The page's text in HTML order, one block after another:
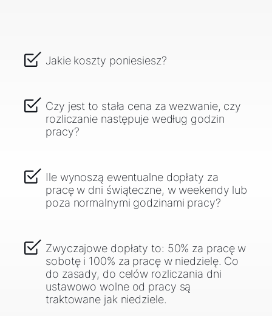
Jakie koszty poniesiesz?
Czy jest to stała cena za wezwanie, czy
rozliczanie następuje według godzin
pracy?
Ile wynoszą ewentualne dopłaty za
pracę w dni świąteczne, w weekendy lub
poza normalnymi godzinami pracy?
Zwyczajowe dopłaty to: 50% za pracę w
sobotę i 100% za pracę w niedzielę. Co
do zasady, do celów rozliczania dni
ustawowo wolne od pracy są
traktowane jak niedziele.
Jak możemy Ci pomóc?
Przydatne linki
Kariera
O nas